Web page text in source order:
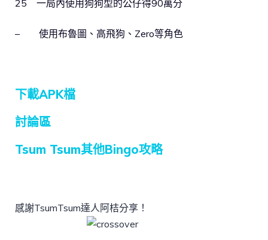
25 一局內使用狗狗型的公仔得90萬分
– 使用布魯圖、高飛狗、Zero等角色
下載APK檔
討論區
Tsum Tsum其他Bingo攻略
感謝TsumTsum達人阿桔分享！